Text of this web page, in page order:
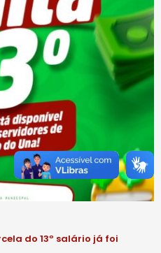
do 13º salário já foi